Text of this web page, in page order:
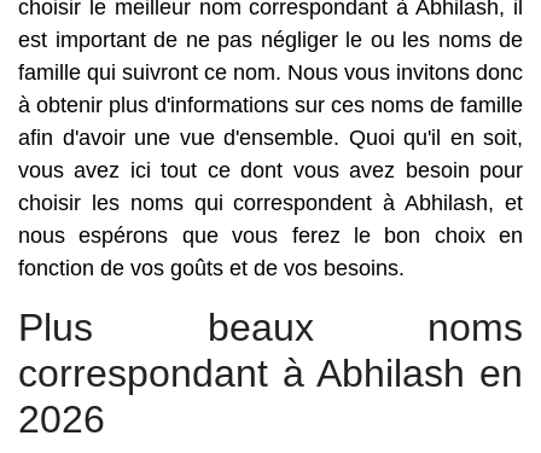
choisir le meilleur nom correspondant à Abhilash, il
est important de ne pas négliger le ou les noms de
famille qui suivront ce nom. Nous vous invitons donc
à obtenir plus d'informations sur ces noms de famille
afin d'avoir une vue d'ensemble. Quoi qu'il en soit,
vous avez ici tout ce dont vous avez besoin pour
choisir les noms qui correspondent à Abhilash, et
nous espérons que vous ferez le bon choix en
fonction de vos goûts et de vos besoins.
Plus beaux noms
correspondant à Abhilash en
2026